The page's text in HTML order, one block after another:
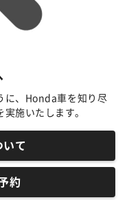
に、Honda車を知り尽
施いたします。
いて
約